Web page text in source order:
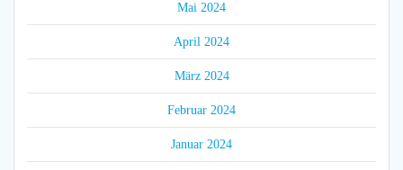
Mai 2024
April 2024
März 2024
Februar 2024
Januar 2024